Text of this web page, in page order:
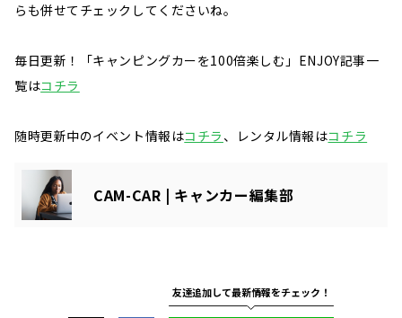
らも併せてチェックしてくださいね。
毎日更新！「キャンピングカーを100倍楽しむ」ENJOY記事一
覧はコチラ
随時更新中のイベント情報はコチラ 、レンタル情報はコチラ
CAM-CAR | キャンカー編集部